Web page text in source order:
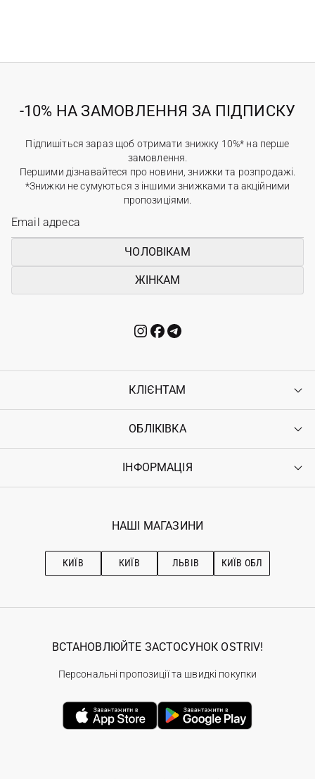
-10% НА ЗАМОВЛЕННЯ ЗА ПІДПИСКУ
Підпишіться зараз щоб отримати знижку 10%* на перше
замовлення.
Першими дізнавайтеся про новини, знижки та розпродажі.
*Знижки не сумуються з іншими знижками та акційними
пропозиціями.
ЧОЛОВІКАМ
ЖІНКАМ
КЛІЄНТАМ
Контакти
Повернення
Гарантія
ОБЛІКІВКА
Увійти
Ostriv Club+
ІНФОРМАЦІЯ
Наші магазини
Рекомендації з догляду
НАШІ МАГАЗИНИ
КИЇВ КИЇВ ЛЬВІВ КИЇВ ОБЛ
ВСТАНОВЛЮЙТЕ ЗАСТОСУНОК OSTRIV!
Персональні пропозиції та швидкі покупки